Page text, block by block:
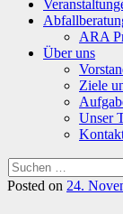
ARA
Über uns
Ziele
Unser
Suchen
nach:
Posted on 24.